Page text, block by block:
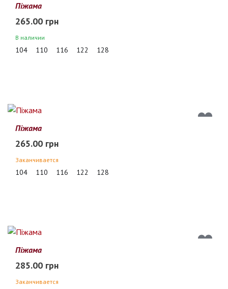
Піжама
265.00 грн
В наличии
104 110 116 122 128
Піжама
265.00 грн
Заканчивается
104 110 116 122 128
Піжама
285.00 грн
Заканчивается